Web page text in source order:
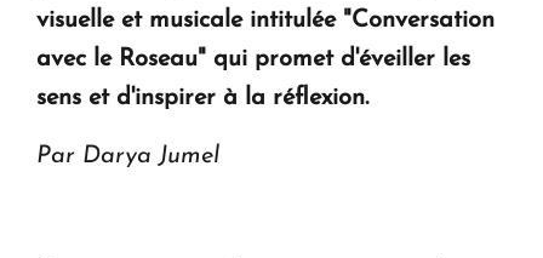
ouvrira ses portes à Dilijan
visuelle et musicale intitulée "Conversation
avec le Roseau" qui promet d'éveiller les
sens et d'inspirer à la réflexion.
Par Darya Jumel